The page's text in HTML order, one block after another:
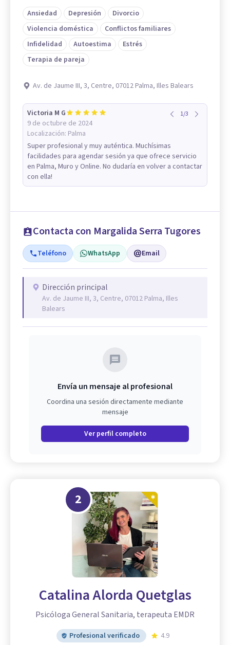
Ansiedad Depresión
Divorcio
Violencia doméstica
Conflictos familiares
Infidelidad
Autoestima
Estrés
Terapia de pareja
Av. de Jaume III, 3, Centre, 07012 Palma, Illes Balears
Victoria M G
9 de octubre de 2024
Localización: Palma
1/3
Super profesional y muy auténtica. Muchísimas
facilidades para agendar sesión ya que ofrece servicio
en Palma, Muro y Online. No dudaría en volver a contactar
con ella!
Contacta con Margalida Serra Tugores
Teléfono WhatsApp Email
Dirección principal
Av. de Jaume III, 3, Centre, 07012 Palma, Illes
Balears
Envía un mensaje al profesional
Coordina una sesión directamente mediante
mensaje
Ver perfil completo
2
Catalina Alorda Quetglas
Psicóloga General Sanitaria, terapeuta EMDR
Profesional verificado
4.9